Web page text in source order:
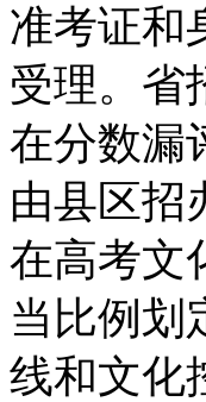
准考证和
受理。省
在分数漏
由县区招
在高考文
当比例划
线和文化